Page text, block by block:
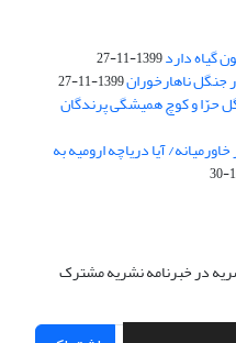
1399-11-27
جنگل ناهارخوران1399-11-27
حرّا و کوچ همیشگی پرندگان
آیا دریاچه ارومیه به
در خبرنامه نشریه مشترک